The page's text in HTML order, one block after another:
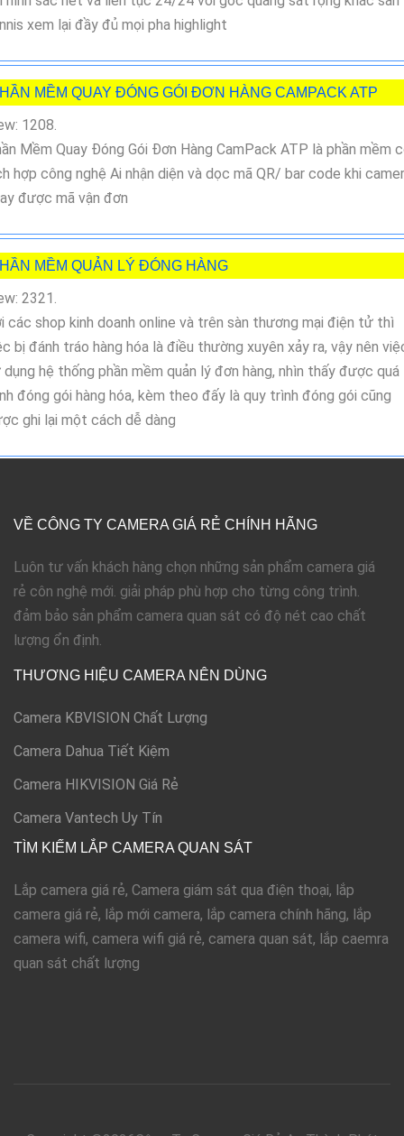
xem lại đầy đủ mọi pha highlight
MỀM QUAY ĐÓNG GÓI ĐƠN HÀNG CAMPACK ATP
1208.
Mềm Quay Đóng Gói Đơn Hàng CamPack ATP là phần mềm
hợp công nghệ Ai nhận diện và dọc mã QR/ bar code khi
được mã vận đơn
MỀM QUẢN LÝ ĐÓNG HÀNG
2321.
các shop kinh doanh online và trên sàn thương mại điện tử thì
bị đánh tráo hàng hóa là điều thường xuyên xảy ra, vậy nên
dụng hệ thống phần mềm quản lý đơn hàng, nhìn thấy được quá
đóng gói hàng hóa, kèm theo đấy là quy trình đóng gói cũng
ghi lại một cách dễ dàng
VỀ CÔNG TY CAMERA GIÁ RẺ CHÍNH HÃNG
Luôn tư vấn khách hàng chọn những sản phẩm camera giá
rẻ côn nghệ mới. giải pháp phù hợp cho từng công trình.
đảm bảo sản phẩm camera quan sát có độ nét cao chất
lượng ổn định.
THƯƠNG HIỆU CAMERA NÊN DÙNG
Camera KBVISION Chất Lượng
Camera Dahua Tiết Kiệm
Camera HIKVISION Giá Rẻ
Camera Vantech Uy Tín
TÌM KIẾM LẮP CAMERA QUAN SÁT
Lắp camera giá rẻ, Camera giám sát qua điện thoại, lắp
camera giá rẻ, lắp mới camera, lắp camera chính hãng, lắp
camera wifi, camera wifi giá rẻ, camera quan sát, lắp caemra
quan sát chất lượng